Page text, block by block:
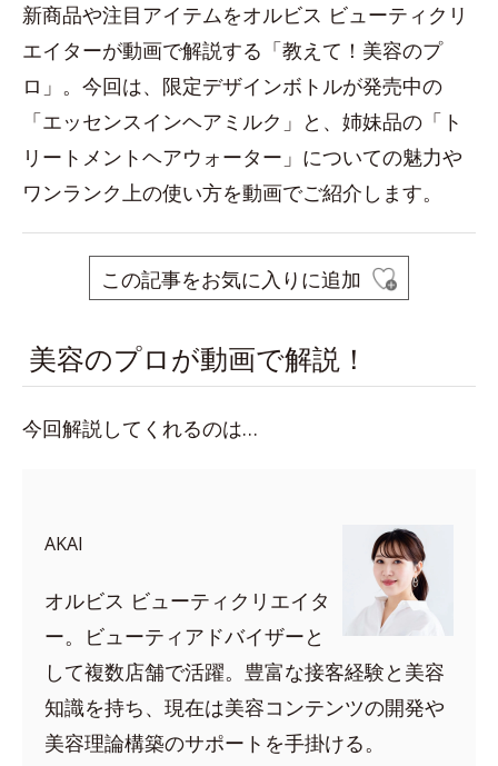
新商品や注目アイテムをオルビス ビューティクリ
エイターが動画で解説する「教えて！美容のプ
ロ」。今回は、限定デザインボトルが発売中の
「エッセンスインヘアミルク」と、姉妹品の「ト
リートメントヘアウォーター」についての魅力や
ワンランク上の使い方を動画でご紹介します。
この記事をお気に入りに追加
美容のプロが動画で解説！
今回解説してくれるのは…
AKAI
オルビス ビューティクリエイタ
ー。ビューティアドバイザーと
して複数店舗で活躍。豊富な接客経験と美容
知識を持ち、現在は美容コンテンツの開発や
美容理論構築のサポートを手掛ける。